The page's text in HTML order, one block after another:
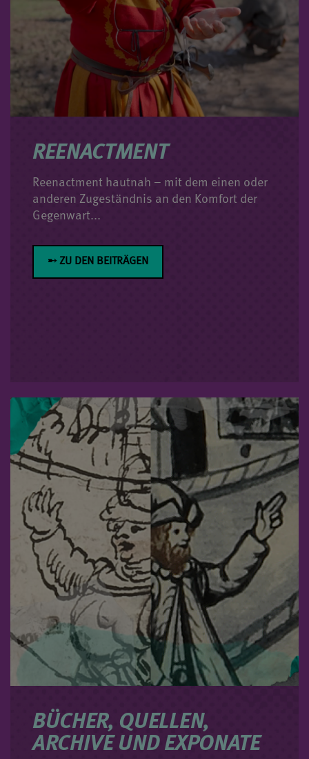
REENACTMENT
Reenactment hautnah – mit dem einen oder
anderen Zugeständnis an den Komfort der
Gegenwart...
➸ ZU DEN BEITRÄGEN
BÜCHER, QUELLEN,
ARCHIVE UND EXPONATE